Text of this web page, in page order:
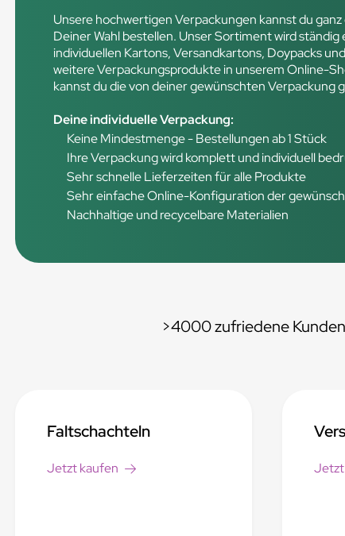
Unsere hochwertigen Verpackungen kannst du
Deiner Wahl bestellen. Unser Sortiment wird
individuellen Kartons, Versandkartons, Doypacks
weitere Verpackungsprodukte in unserem Online-
kannst du die von deiner gewünschten Verpackung
Deine individuelle Verpackung:
Keine Mindestmenge - Bestellungen ab 1 Stück
Ihre Verpackung wird komplett und individuell
Sehr schnelle Lieferzeiten für alle Produkte
Sehr einfache Online-Konfiguration der
Nachhaltige und recycelbare Materialien
>4000 zufriedene
Faltschachteln
Jetzt kaufen